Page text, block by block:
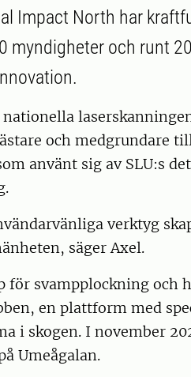
Impact North har
myndigheter och runt
och medgrundare
använt sig av SLU:s
verktyg
säger Axel.
för svampplockning och
en plattform med
i skogen. I november
Umeågalan.